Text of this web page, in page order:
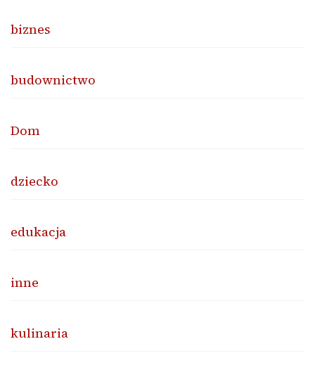
biznes
budownictwo
Dom
dziecko
edukacja
inne
kulinaria